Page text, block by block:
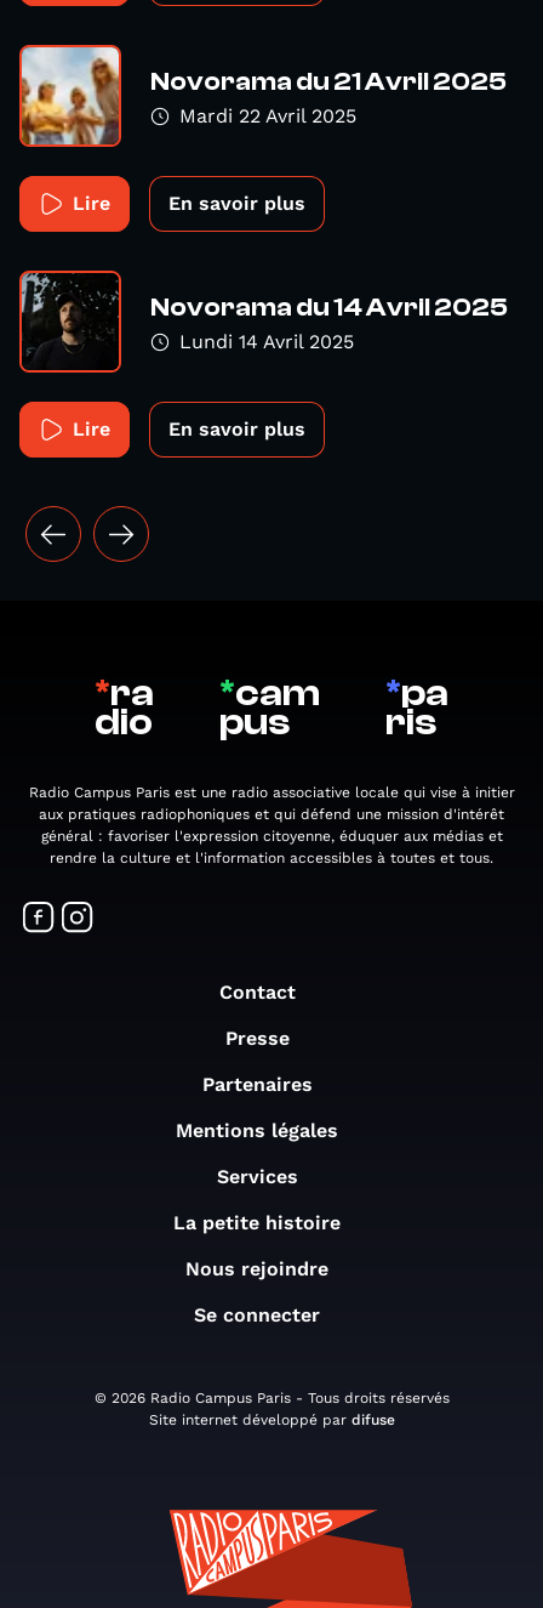
Novorama du 21 Avril 2025
Mardi 22 Avril 2025
Lire En savoir plus
Novorama du 14 Avril 2025
Lundi 14 Avril 2025
Lire En savoir plus
*ra
dio
*cam
pus
*pa
ris
Radio Campus Paris est une radio associative locale qui vise à initier
aux pratiques radiophoniques et qui défend une mission d'intérêt
général : favoriser l'expression citoyenne, éduquer aux médias et
rendre la culture et l'information accessibles à toutes et tous.
Contact
Presse
Partenaires
Mentions légales
Services
La petite histoire
Nous rejoindre
Se connecter
© 2026 Radio Campus Paris - Tous droits réservés
Site internet développé par difuse